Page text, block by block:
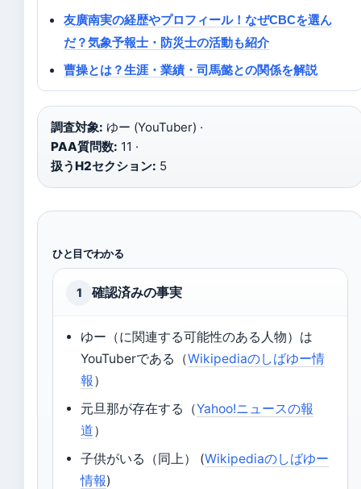
友廣南実の経歴やプロフィール！なぜCBCを選ん
だ？気象予報士・防災士の活動も紹介
曹操とは？生涯・業績・司馬懿との関係を解説
調査対象: ゆー (YouTuber) ·
PAA質問数: 11 ·
扱うH2セクション: 5
ひと目でわかる
1 確認済みの事実
ゆー（に関連する可能性のある人物）は
YouTuberである（Wikipediaのしばゆー情
報 ）
元旦那が存在する（Yahoo!ニュースの報
道）
子供がいる（同上） (Wikipediaのしばゆー
情報)